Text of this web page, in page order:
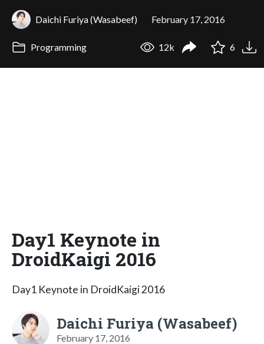
Daichi Furiya (Wasabeef) February 17, 2016
Programming 12k 6
Day1 Keynote in
DroidKaigi 2016
Day1 Keynote in DroidKaigi 2016
Daichi Furiya (Wasabeef)
February 17, 2016